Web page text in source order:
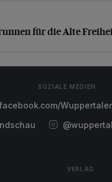
für die Alte Freiheit
für die Alte
SOZIALE MEDIEN
VERLAG